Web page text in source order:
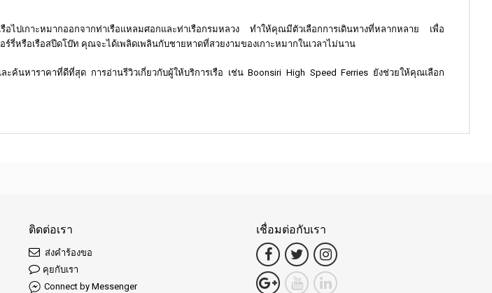
รือไปเกาะหมากออกจากท่าเรือแหลมศอกและท่าเรือกรมหลวง ทำให้คุณมีตัวเลือกการเดินทางที่หลากหลาย เพื่อ
ร์รี่หรือเรือสปีดโบ๊ท คุณจะได้เพลิดเพลินกับชายหาดที่สวยงามของเกาะหมากในเวลาไม่นาน
ค้นหาราคาที่ดีที่สุด การอ่านรีวิวเกี่ยวกับผู้ให้บริการเรือ เช่น Boonsiri High Speed Ferries ยังช่วยให้คุณเลือก
ติดต่อเรา
ส่งคำร้องขอ
คุยกับเรา
Connect by Messenger
เชื่อมต่อกับเรา